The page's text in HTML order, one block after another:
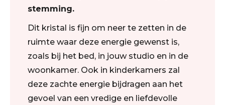
stemming.
Dit kristal is fijn om neer te zetten in de
ruimte waar deze energie gewenst is,
zoals bij het bed, in jouw studio en in de
woonkamer. Ook in kinderkamers zal
deze zachte energie bijdragen aan het
gevoel van een vredige en liefdevolle